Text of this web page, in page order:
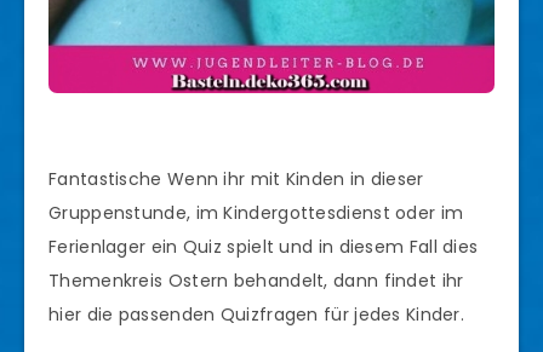
Fantastische Wenn ihr mit Kinden in dieser
Gruppenstunde, im Kindergottesdienst oder im
Ferienlager ein Quiz spielt und in diesem Fall dies
Themenkreis Ostern behandelt, dann findet ihr
hier die passenden Quizfragen für jedes Kinder.